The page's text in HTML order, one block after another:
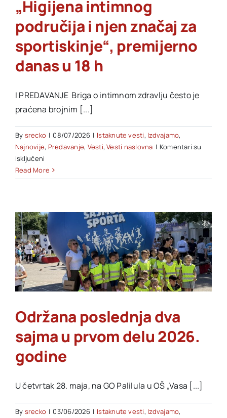
„Higijena intimnog
područija i njen značaj za
sportiskinje“, premijerno
danas u 18 h
I PREDAVANJE Briga o intimnom zdravlju često je
praćena brojnim [...]
By srecko | 08/07/2026 | Istaknute vesti, Izdvajamo,
Najnovije, Predavanje, Vesti,Vesti naslovna | Komentari su
isključeni
Počinje
novi
predavanja:
„Higijena
intimnog
područija
i
njen
značaj
sportiskinje“,
premijerno
danas
u
18
Read More
Održana poslednja dva
sajma u prvom delu 2026.
godine
U četvrtak 28. maja, na GO Palilula u OŠ „Vasa [...]
By srecko | 03/06/2026 | Istaknute vesti, Izdvajamo,